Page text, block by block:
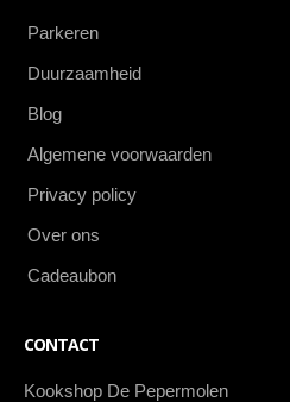
Parkeren
Duurzaamheid
Blog
Algemene voorwaarden
Privacy policy
Over ons
Cadeaubon
CONTACT
Kookshop De Pepermolen